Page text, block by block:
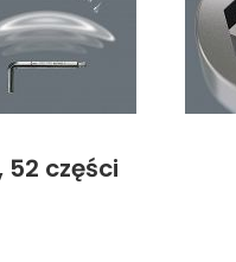
części